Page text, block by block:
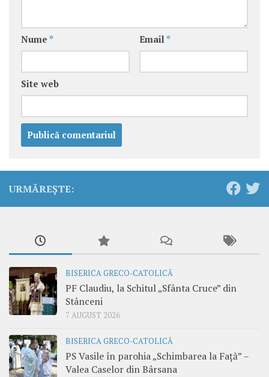
Nume * Email *
Site web
URMĂREȘTE:
BISERICA GRECO-CATOLICĂ
PF Claudiu, la Schitul „Sfânta Cruce” din
Stânceni
7 AUGUST 2026
BISERICA GRECO-CATOLICĂ
PS Vasile în parohia „Schimbarea la Față” –
Valea Caselor din Bârsana